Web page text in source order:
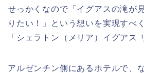
せっかくなので「イグアスの滝が
りたい！」という想いを実現すべ
「シェラトン（メリア）イグアス
アルゼンチン側にあるホテルで、